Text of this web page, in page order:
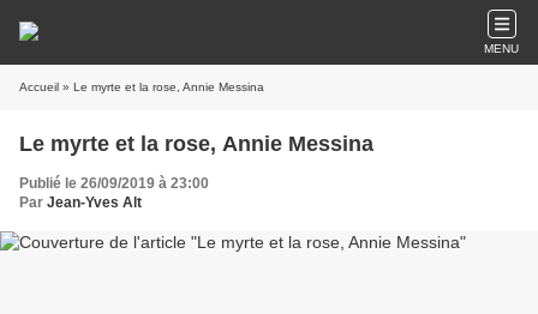
MENU
Accueil » Le myrte et la rose, Annie Messina
Le myrte et la rose, Annie Messina
Publié le 26/09/2019 à 23:00
Par Jean-Yves Alt